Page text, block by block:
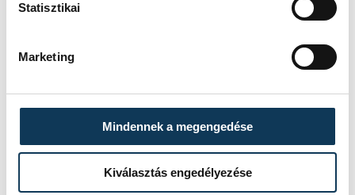
Statisztikai
Marketing
Mindennek a megengedése
Kiválasztás engedélyezése